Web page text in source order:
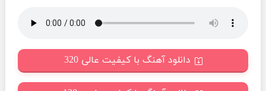
دانلود آهنگ با کیفیت عالی 320